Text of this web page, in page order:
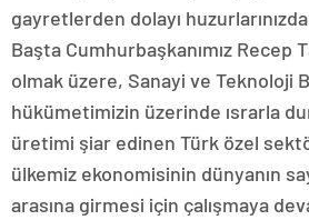
gayretlerden dolayı
Başta Cumhurbaşkanımız Recep
olmak üzere, Sanayi ve Teknoloji
hükümetimizin üzerinde ısrarla
üretimi şiar edinen Türk özel
ülkemiz ekonomisinin dünyanın
arasına girmesi için çalışmaya